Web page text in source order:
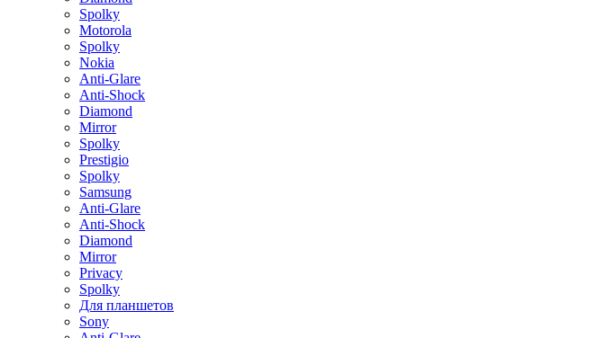
Spolky
Motorola
Spolky
Nokia
Anti-Glare
Anti-Shock
Diamond
Mirror
Spolky
Prestigio
Spolky
Samsung
Anti-Glare
Anti-Shock
Diamond
Mirror
Privacy
Spolky
Для планшетов
Sony